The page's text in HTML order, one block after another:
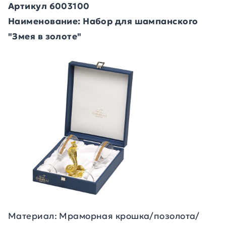
Артикул 6003100
Наименование: Набор для шампанского
"Змея в золоте"
Материал: Мраморная крошка/позолота/